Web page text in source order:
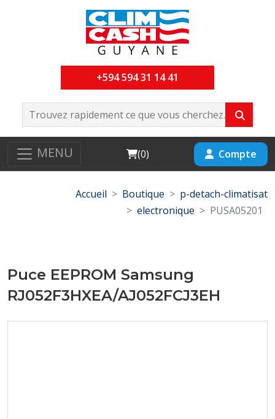
+594 594 31 14 41
MENU Cart
(0) Compte
Accueil Boutique
p-detach-climatisat
electronique
PUSA05201
Puce EEPROM Samsung
RJ052F3HXEA/AJ052FCJ3EH